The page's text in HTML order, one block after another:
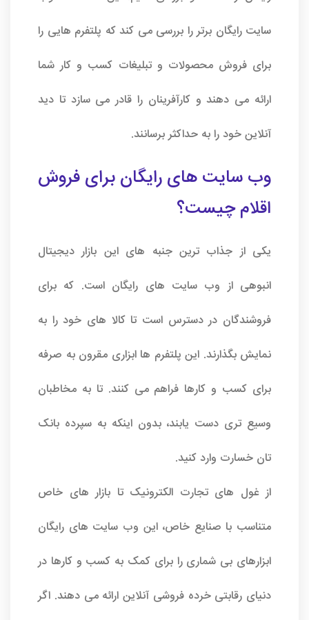
سایت رایگان برتر را بررسی می کند که پلتفرم هایی را
برای فروش محصولات و تبلیغات کسب و کار شما
ارائه می دهند و کارآفرینان را قادر می سازد تا دید
آنلاین خود را به حداکثر برسانند.
وب سایت های رایگان برای فروش
اقلام چیست؟
یکی از جذاب ترین جنبه های این بازار دیجیتال
انبوهی از وب سایت های رایگان است. که برای
فروشندگان در دسترس است تا کالا های خود را به
نمایش بگذارند. این پلتفرم ها ابزاری مقرون به صرفه
برای کسب و کارها فراهم می کنند. تا به مخاطبان
وسیع تری دست یابند، بدون اینکه به سپرده بانک
تان خسارت وارد کنید.
از غول های تجارت الکترونیک تا بازار های خاص
متناسب با صنایع خاص، این وب سایت های رایگان
ابزارهای بی شماری را برای کمک به کسب و کارها در
دنیای رقابتی خرده فروشی آنلاین ارائه می دهند. اگر